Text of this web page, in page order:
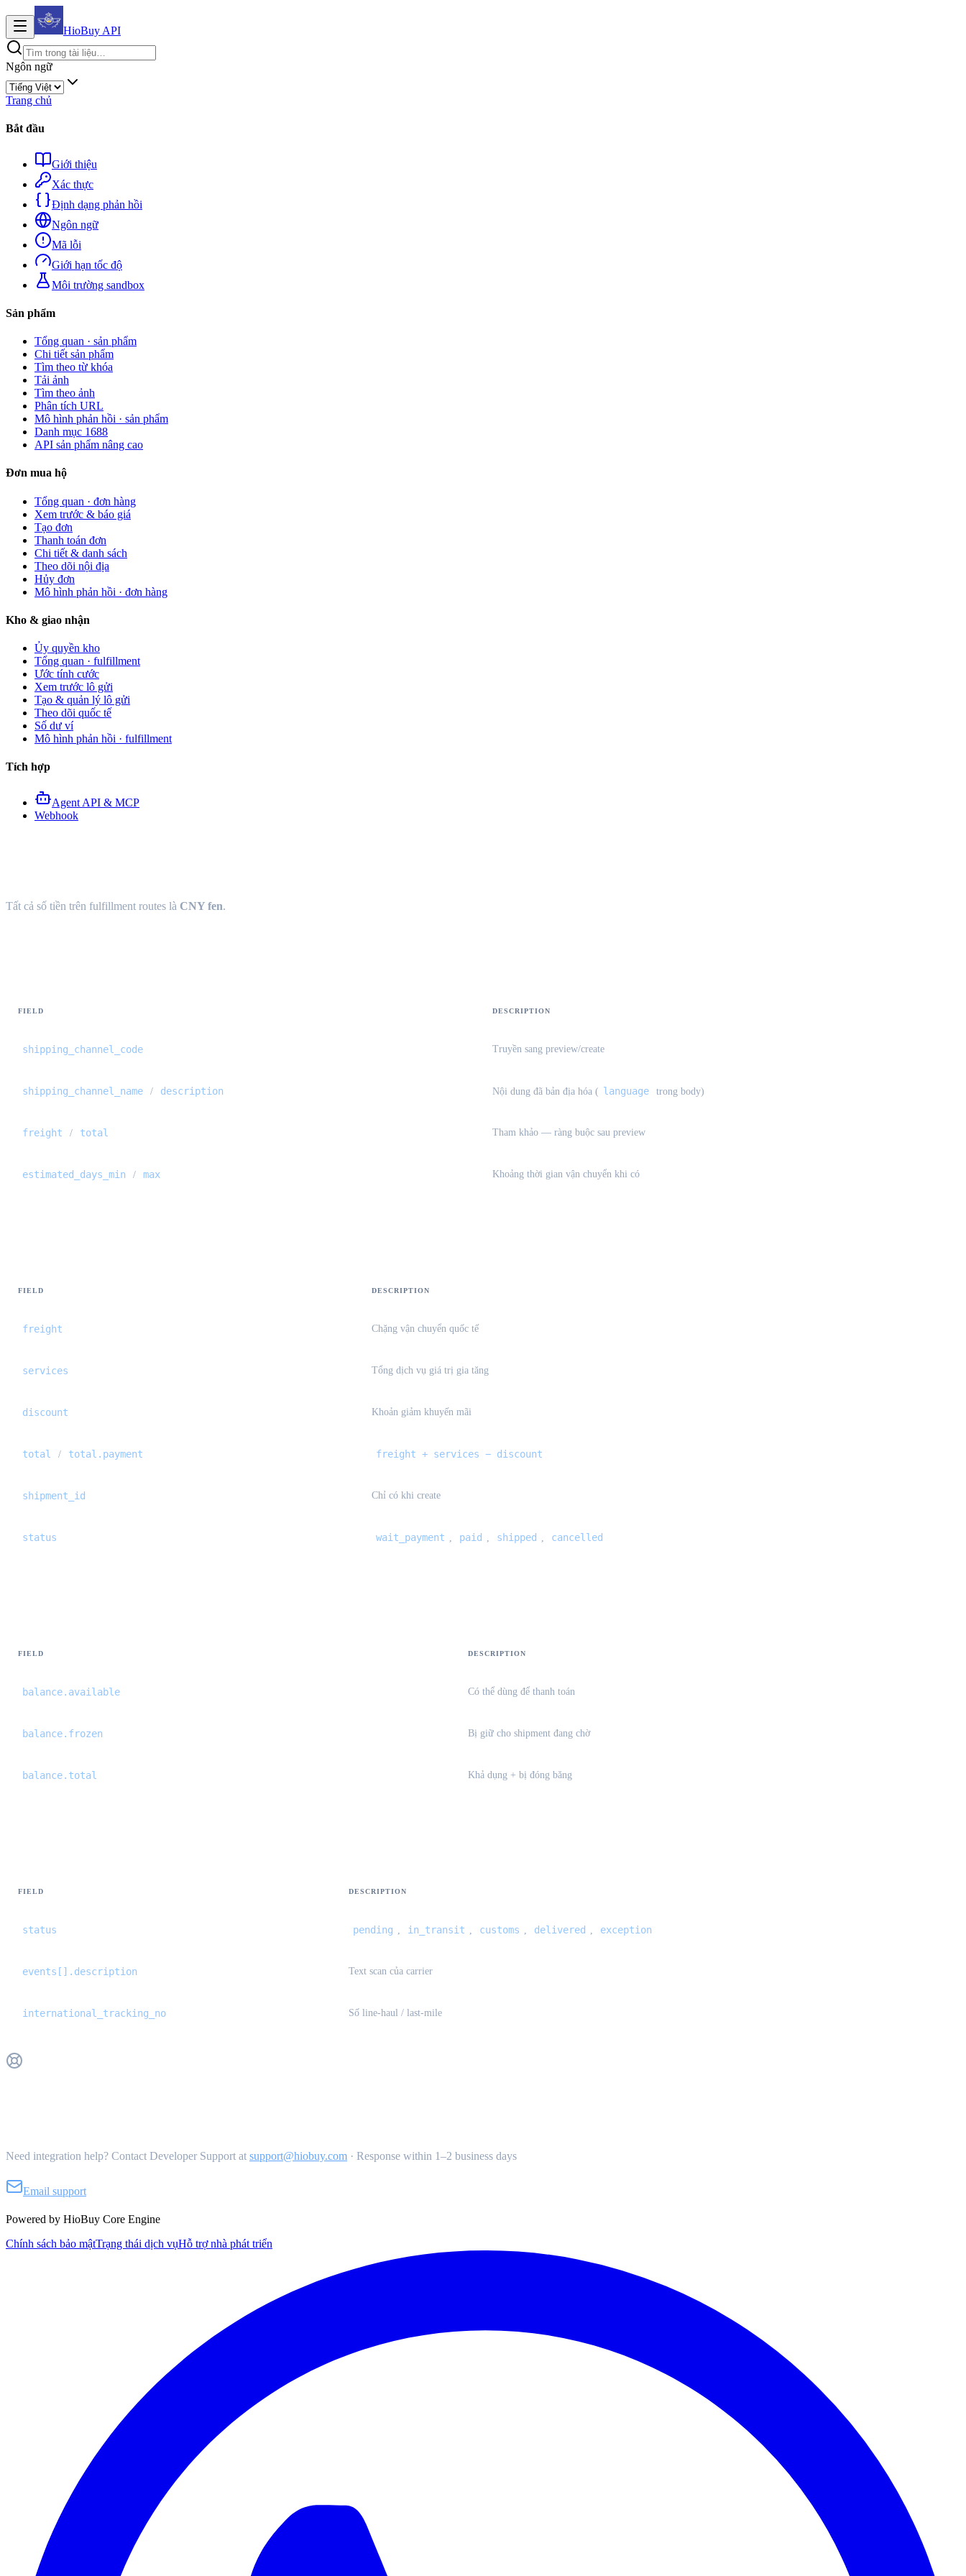
HioBuy API
Ngôn ngữ
Trang chủ
Bắt đầu
Giới thiệu
Xác thực
Định dạng phản hồi
Ngôn ngữ
Mã lỗi
Giới hạn tốc độ
Môi trường sandbox
Sản phẩm
Tổng quan · sản phẩm
Chi tiết sản phẩm
Tìm theo từ khóa
Tải ảnh
Tìm theo ảnh
Phân tích URL
Mô hình phản hồi · sản phẩm
Danh mục 1688
API sản phẩm nâng cao
Đơn mua hộ
Tổng quan · đơn hàng
Xem trước & báo giá
Tạo đơn
Thanh toán đơn
Chi tiết & danh sách
Theo dõi nội địa
Hủy đơn
Mô hình phản hồi · đơn hàng
Kho & giao nhận
Ủy quyền kho
Tổng quan · fulfillment
Ước tính cước
Xem trước lô gửi
Tạo & quản lý lô gửi
Theo dõi quốc tế
Số dư ví
Mô hình phản hồi · fulfillment
Tích hợp
Agent API & MCP
Webhook
Tất cả số tiền trên fulfillment routes là CNY fen.
FIELD DESCRIPTION
shipping_channel_code Truyền sang preview/create
shipping_channel_name / description Nội dung đã bản địa hóa ( language trong body)
freight / total Tham khảo — ràng buộc sau preview
estimated_days_min / max Khoảng thời gian vận chuyển khi có
FIELD DESCRIPTION
freight Chặng vận chuyển quốc tế
services Tổng dịch vụ giá trị gia tăng
discount Khoản giảm khuyến mãi
total / total.payment freight + services − discount
shipment_id Chỉ có khi create
status wait_payment paid shipped cancelled
FIELD DESCRIPTION
balance.available Có thể dùng để thanh toán
balance.frozen Bị giữ cho shipment đang chờ
balance.total Khả dụng + bị đóng băng
FIELD DESCRIPTION
status pending in_transit customs delivered exception
events[].description Text scan của carrier
international_tracking_no Số line-haul / last-mile
Need integration help? Contact Developer Support at support@hiobuy.com · Response within 1–2 business days
Email support
Powered by HioBuy Core Engine
Chính sách bảo mậtTrạng thái dịch vụHỗ trợ nhà phát triển